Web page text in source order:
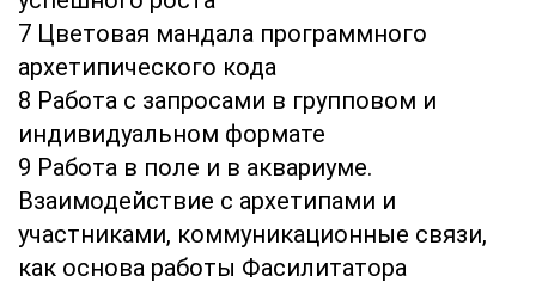
7 Цветовая мандала программного
архетипического кода
8 Работа с запросами в групповом и
индивидуальном формате
9 Работа в поле и в аквариуме.
Взаимодействие с архетипами и
участниками, коммуникационные связи,
как основа работы Фасилитатора